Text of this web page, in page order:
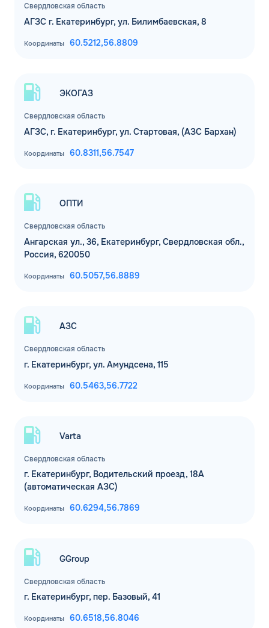
Свердловская область
АГЗС г. Екатеринбург, ул. Билимбаевская, 8
Координаты 60.5212,56.8809
Свердловская область
ЭКОГАЗ
АГЗС, г. Екатеринбург, ул. Стартовая, (АЗС Бархан)
Координаты 60.8311,56.7547
Свердловская область
ОПТИ
Ангарская ул., 36, Екатеринбург, Свердловская обл.,
Россия, 620050
Координаты 60.5057,56.8889
Свердловская область
АЗС
г. Екатеринбург, ул. Амундсена, 115
Координаты 60.5463,56.7722
Свердловская область
Varta
г. Екатеринбург, Водительский проезд, 18А
(автоматическая АЗС)
Координаты 60.6294,56.7869
Свердловская область
GGroup
г. Екатеринбург, пер. Базовый, 41
Координаты 60.6518,56.8046